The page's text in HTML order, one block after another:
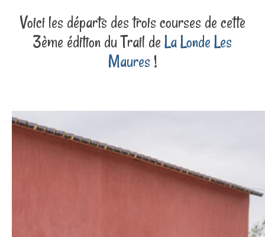
Voici les départs des trois courses de cette
3ème édition du Trail deLa Londe Les
Maures !